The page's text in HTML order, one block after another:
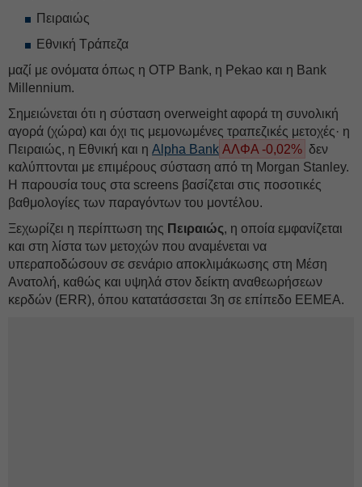
Πειραιώς
Εθνική Τράπεζα
μαζί με ονόματα όπως η OTP Bank, η Pekao και η Bank
Millennium.
Σημειώνεται ότι η σύσταση οverweight αφορά τη συνολική
αγορά (χώρα) και όχι τις μεμονωμένες τραπεζικές μετοχές· η
Πειραιώς, η Εθνική και η Alpha Bank ΑΛΦΑ -0,02% δεν
καλύπτονται με επιμέρους σύσταση από τη Morgan Stanley.
Η παρουσία τους στα screens βασίζεται στις ποσοτικές
βαθμολογίες των παραγόντων του μοντέλου.
Ξεχωρίζει η περίπτωση της Πειραιώς, η οποία εμφανίζεται
και στη λίστα των μετοχών που αναμένεται να
υπεραποδώσουν σε σενάριο αποκλιμάκωσης στη Μέση
Ανατολή, καθώς και υψηλά στον δείκτη αναθεωρήσεων
κερδών (ERR), όπου κατατάσσεται 3η σε επίπεδο EEMEA.